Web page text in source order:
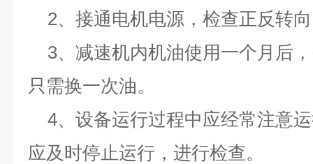
2、接通电机电源，检查正反转
3、减速机内机油使用一个月后
只需换一次油。
4、设备运行过程中应经常注意
应及时停止运行，进行检查。